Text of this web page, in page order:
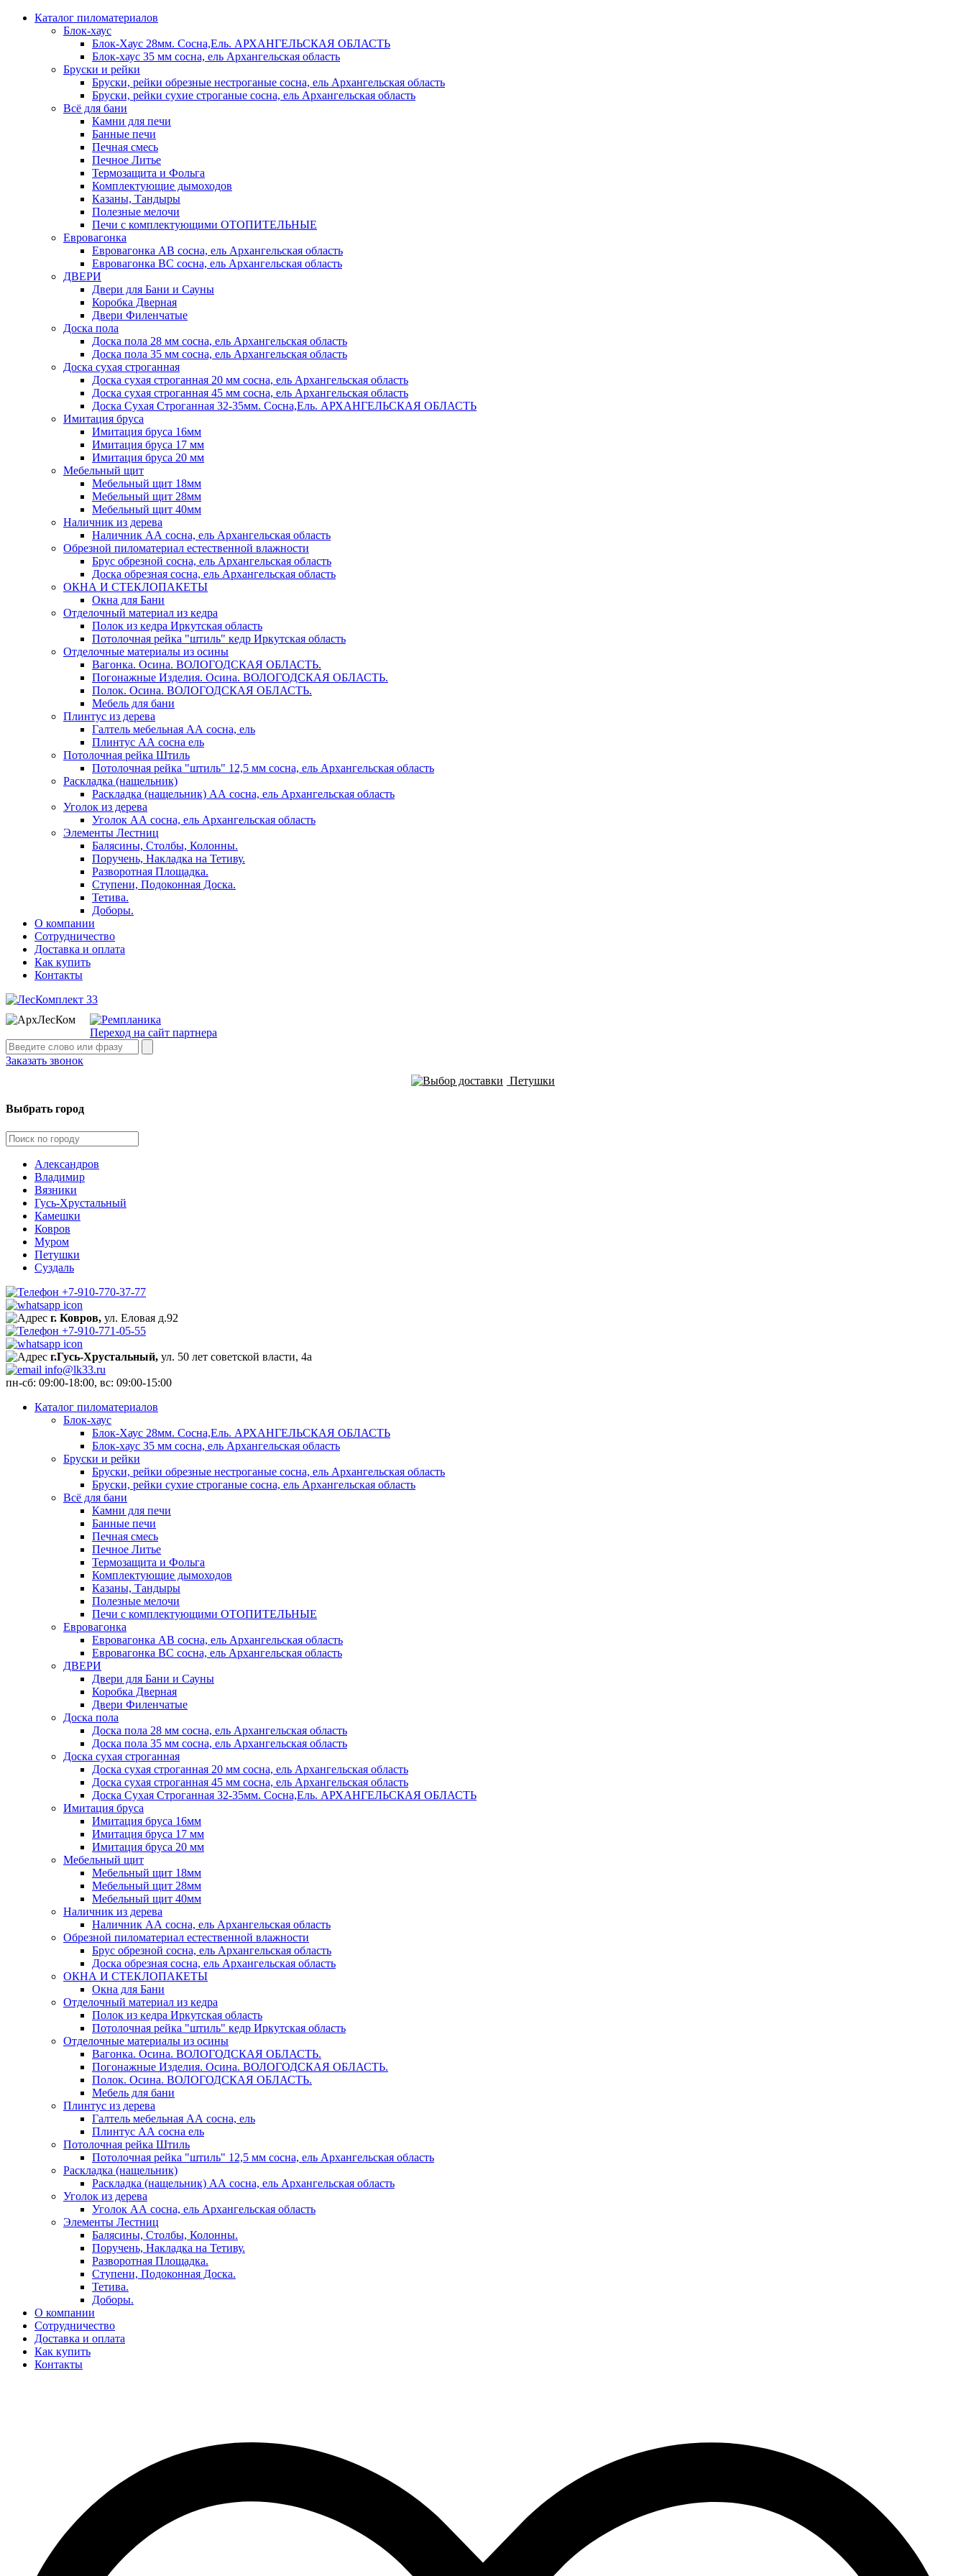
Каталог пиломатериалов
Блок-хаус
Блок-Хаус 28мм. Сосна,Ель. АРХАНГЕЛЬСКАЯ ОБЛАСТЬ
Блок-хаус 35 мм сосна, ель Архангельская область
Бруски и рейки
Бруски, рейки обрезные нестроганые сосна, ель Архангельская область
Бруски, рейки сухие строганые сосна, ель Архангельская область
Всё для бани
Камни для печи
Банные печи
Печная смесь
Печное Литье
Термозащита и Фольга
Комплектующие дымоходов
Казаны, Тандыры
Полезные мелочи
Печи с комплектующими ОТОПИТЕЛЬНЫЕ
Евровагонка
Евровагонка АВ сосна, ель Архангельская область
Евровагонка ВС сосна, ель Архангельская область
ДВЕРИ
Двери для Бани и Сауны
Коробка Дверная
Двери Филенчатые
Доска пола
Доска пола 28 мм сосна, ель Архангельская область
Доска пола 35 мм сосна, ель Архангельская область
Доска сухая строганная
Доска сухая строганная 20 мм сосна, ель Архангельская область
Доска сухая строганная 45 мм сосна, ель Архангельская область
Доска Сухая Строганная 32-35мм. Сосна,Ель. АРХАНГЕЛЬСКАЯ ОБЛАСТЬ
Имитация бруса
Имитация бруса 16мм
Имитация бруса 17 мм
Имитация бруса 20 мм
Мебельный щит
Мебельный щит 18мм
Мебельный щит 28мм
Мебельный щит 40мм
Наличник из дерева
Наличник АА сосна, ель Архангельская область
Обрезной пиломатериал естественной влажности
Брус обрезной сосна, ель Архангельская область
Доска обрезная сосна, ель Архангельская область
ОКНА И СТЕКЛОПАКЕТЫ
Окна для Бани
Отделочный материал из кедра
Полок из кедра Иркутская область
Потолочная рейка "штиль" кедр Иркутская область
Отделочные материалы из осины
Вагонка. Осина. ВОЛОГОДСКАЯ ОБЛАСТЬ.
Погонажные Изделия. Осина. ВОЛОГОДСКАЯ ОБЛАСТЬ.
Полок. Осина. ВОЛОГОДСКАЯ ОБЛАСТЬ.
Мебель для бани
Плинтус из дерева
Галтель мебельная АА сосна, ель
Плинтус АА сосна ель
Потолочная рейка Штиль
Потолочная рейка "штиль" 12,5 мм сосна, ель Архангельская область
Раскладка (нащельник)
Раскладка (нащельник) АА сосна, ель Архангельская область
Уголок из дерева
Уголок АА сосна, ель Архангельская область
Элементы Лестниц
Балясины, Столбы, Колонны.
Поручень, Накладка на Тетиву.
Разворотная Площадка.
Ступени, Подоконная Доска.
Тетива.
Доборы.
О компании
Сотрудничество
Доставка и оплата
Как купить
Контакты
Переход на сайт партнера
Заказать звонок
Петушки
Выбрать город
Александров
Владимир
Вязники
Гусь-Хрустальный
Камешки
Ковров
Муром
Петушки
Суздаль
+7-910-770-37-77
г. Ковров, ул. Еловая д.92
+7-910-771-05-55
г.Гусь-Хрустальный, ул. 50 лет советской власти, 4а
info@lk33.ru
пн-сб: 09:00-18:00, вс: 09:00-15:00
Каталог пиломатериалов
Блок-хаус
Блок-Хаус 28мм. Сосна,Ель. АРХАНГЕЛЬСКАЯ ОБЛАСТЬ
Блок-хаус 35 мм сосна, ель Архангельская область
Бруски и рейки
Бруски, рейки обрезные нестроганые сосна, ель Архангельская область
Бруски, рейки сухие строганые сосна, ель Архангельская область
Всё для бани
Камни для печи
Банные печи
Печная смесь
Печное Литье
Термозащита и Фольга
Комплектующие дымоходов
Казаны, Тандыры
Полезные мелочи
Печи с комплектующими ОТОПИТЕЛЬНЫЕ
Евровагонка
Евровагонка АВ сосна, ель Архангельская область
Евровагонка ВС сосна, ель Архангельская область
ДВЕРИ
Двери для Бани и Сауны
Коробка Дверная
Двери Филенчатые
Доска пола
Доска пола 28 мм сосна, ель Архангельская область
Доска пола 35 мм сосна, ель Архангельская область
Доска сухая строганная
Доска сухая строганная 20 мм сосна, ель Архангельская область
Доска сухая строганная 45 мм сосна, ель Архангельская область
Доска Сухая Строганная 32-35мм. Сосна,Ель. АРХАНГЕЛЬСКАЯ ОБЛАСТЬ
Имитация бруса
Имитация бруса 16мм
Имитация бруса 17 мм
Имитация бруса 20 мм
Мебельный щит
Мебельный щит 18мм
Мебельный щит 28мм
Мебельный щит 40мм
Наличник из дерева
Наличник АА сосна, ель Архангельская область
Обрезной пиломатериал естественной влажности
Брус обрезной сосна, ель Архангельская область
Доска обрезная сосна, ель Архангельская область
ОКНА И СТЕКЛОПАКЕТЫ
Окна для Бани
Отделочный материал из кедра
Полок из кедра Иркутская область
Потолочная рейка "штиль" кедр Иркутская область
Отделочные материалы из осины
Вагонка. Осина. ВОЛОГОДСКАЯ ОБЛАСТЬ.
Погонажные Изделия. Осина. ВОЛОГОДСКАЯ ОБЛАСТЬ.
Полок. Осина. ВОЛОГОДСКАЯ ОБЛАСТЬ.
Мебель для бани
Плинтус из дерева
Галтель мебельная АА сосна, ель
Плинтус АА сосна ель
Потолочная рейка Штиль
Потолочная рейка "штиль" 12,5 мм сосна, ель Архангельская область
Раскладка (нащельник)
Раскладка (нащельник) АА сосна, ель Архангельская область
Уголок из дерева
Уголок АА сосна, ель Архангельская область
Элементы Лестниц
Балясины, Столбы, Колонны.
Поручень, Накладка на Тетиву.
Разворотная Площадка.
Ступени, Подоконная Доска.
Тетива.
Доборы.
О компании
Сотрудничество
Доставка и оплата
Как купить
Контакты